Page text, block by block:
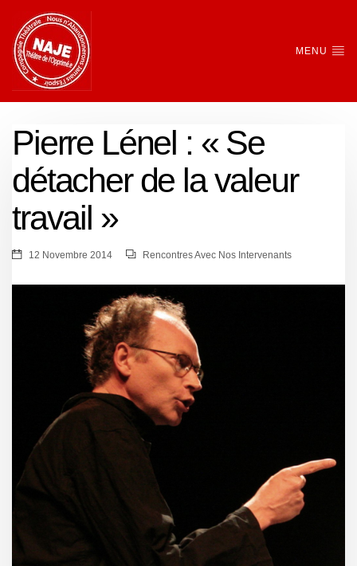
MENU
Pierre Lénel : « Se
détacher de la valeur
travail »
12 Novembre 2014 Rencontres Avec Nos Intervenants